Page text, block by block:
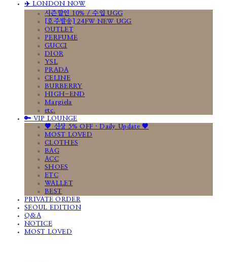
✈️ LONDON NOW
시즌할인 10% / 수입 UGG
[호주발송] 24FW NEW UGG
OUTLET
PERFUME
GUCCI
DIOR
YSL
PRADA
CELINE
BURBERRY
HIGH-END
Margiela
etc.
🔑 VIP LOUNGE
🤎 신상 5% OFF · Daily Update 🤎
MOST LOVED
CLOTHES
BAG
ACC
SHOES
ETC
WALLET
BEST
PRIVATE ORDER
SEOUL EDITION
Q&A
NOTICE
MOST LOVED